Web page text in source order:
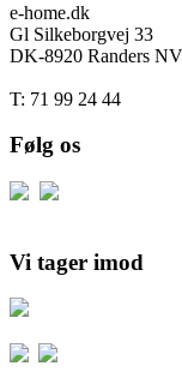
e-home.dk
Gl Silkeborgvej 33
DK-8920 Randers NV
T: 71 99 24 44
Følg os
Vi tager imod